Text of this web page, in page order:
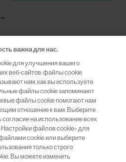
0
здравоохранения
важна для нас.
для улучшения вашего
веб-сайтов: файлы cookie
нам, как вы используете
файлы cookie запоминают
файлы cookie помогают нам
отношение к вам. Выберите
согласие на использование всех
файлов cookie» для
cookie или выберите
только строго
Вы можете изменить